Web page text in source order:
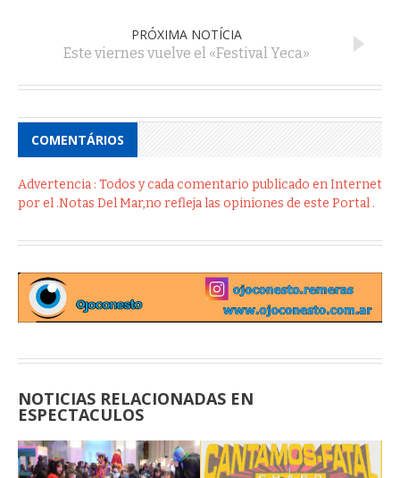
PRÓXIMA NOTÍCIA
Este viernes vuelve el «Festival Yeca»
COMENTÁRIOS
Advertencia : Todos y cada comentario publicado en Internet
por el .Notas Del Mar,no refleja las opiniones de este Portal .
NOTICIAS RELACIONADAS EN
ESPECTACULOS